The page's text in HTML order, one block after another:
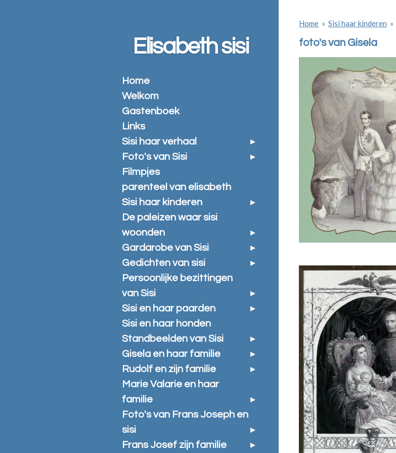
Home » Sisi haar kinderen »
foto's van Gisela
Elisabeth sisi
Home
Welkom
Gastenboek
Links
Sisi haar verhaal
Foto's van Sisi
Filmpjes
parenteel van elisabeth
Sisi haar kinderen
De paleizen waar sisi
woonden
Gardarobe van Sisi
Gedichten van sisi
Persoonlijke bezittingen
van Sisi
Sisi en haar paarden
Sisi en haar honden
Standbeelden van Sisi
Gisela en haar familie
Rudolf en zijn familie
Marie Valarie en haar
familie
Foto's van Frans Joseph en
sisi
Frans Josef zijn familie